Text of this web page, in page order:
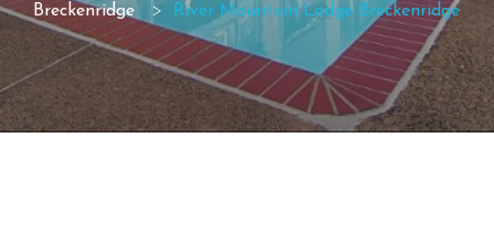
Breckenridge
River Mountain Lodge Breckenridge